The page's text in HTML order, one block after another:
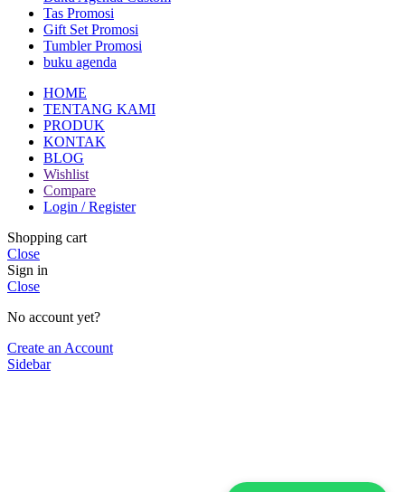
Tas Promosi
Gift Set Promosi
Tumbler Promosi
buku agenda
HOME
TENTANG KAMI
PRODUK
KONTAK
BLOG
Wishlist
Compare
Login / Register
Shopping cart
Close
Sign in
Close
No account yet?
Create an Account
Sidebar